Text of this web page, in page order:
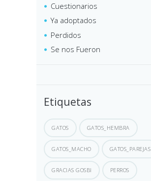
Cuestionarios
Ya adoptados
Perdidos
Se nos Fueron
Etiquetas
GATOS GATOS_HEMBRA
GATOS_MACHO GATOS_PAREJAS
GRACIAS GOSBI PERROS